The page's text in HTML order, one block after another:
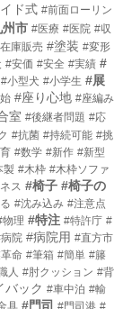
ド式 #前面ローリン
州市 #医療 #医院 #収
庫販売 #塗装 #変形
#安価 #安全 #実績 #
#小型犬 #小学生 #展
#座り心地 #座編み
室 #後継者問題 #応
#抗菌 #持続可能 #挑
#数学 #新作 #新型
製 #木枠 #木枠ソファ
ス #椅子 #椅子の
#沈み込み #注意点
物理 #特注 #特許庁 #
院 #病院用 #直方市
命 #筆箱 #簡単 #籐
人 #肘クッション #背
バック #車中泊 #輸
具 #門司 #門司港 #